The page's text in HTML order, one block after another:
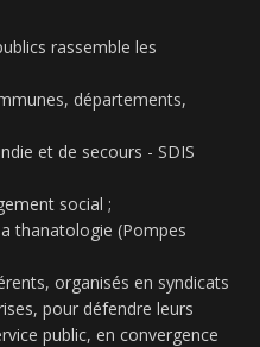
rassemble les
départements,
et de secours - SDIS
social ;
thanatologie (Pompes
organisés en syndicats
pour défendre leurs
public, en convergence